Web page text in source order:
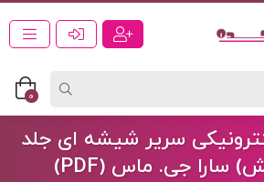
0
سریر شیشه ای جلد